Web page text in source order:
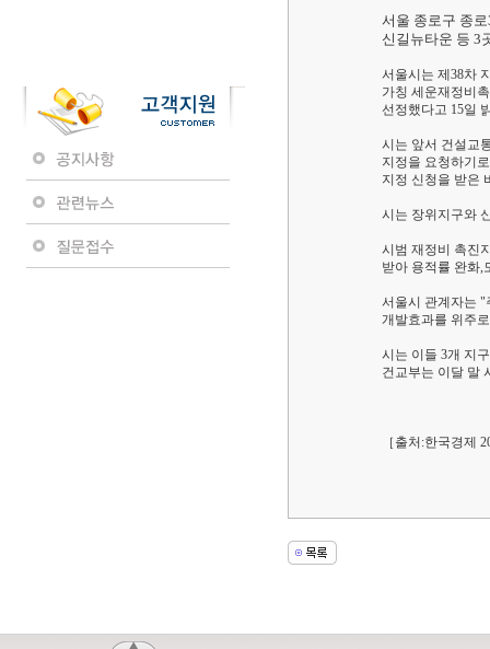
서울 종로구 종
신길뉴타운 등 3
서울시는 제38차
가칭 세운재정비
선정했다고 15일
시는 앞서 건설교
지정을 요청하기
지정 신청을 받은
시는 장위지구와
시범 재정비 촉진
받아 용적률 완화,
서울시 관계자는 "
개발효과를 위주
시는 이들 3개 지
건교부는 이달 말
［출처:한국경제